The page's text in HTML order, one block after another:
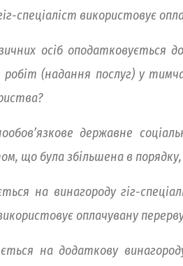
спеціаліст використовує
осіб оподатковується
робіт (надання послуг) у
державне
що була збільшена в
на винагороду гіг-
оплачувану
на додаткову